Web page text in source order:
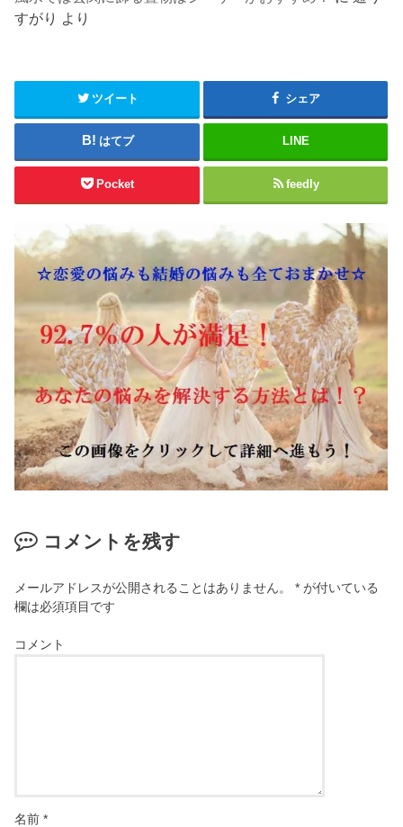
すがり より
ツイート シェア
はてブ LINE
Pocket feedly
コメントを残す
メールアドレスが公開されることはありません。 * が付いている
欄は必須項目です
コメント
名前*